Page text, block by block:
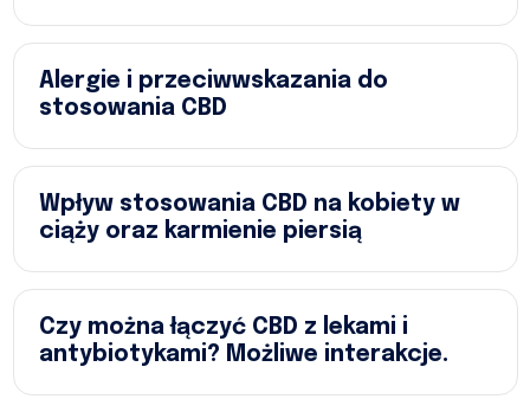
Alergie i przeciwwskazania do
stosowania CBD
Wpływ stosowania CBD na kobiety w
ciąży oraz karmienie piersią
Czy można łączyć CBD z lekami i
antybiotykami? Możliwe interakcje.